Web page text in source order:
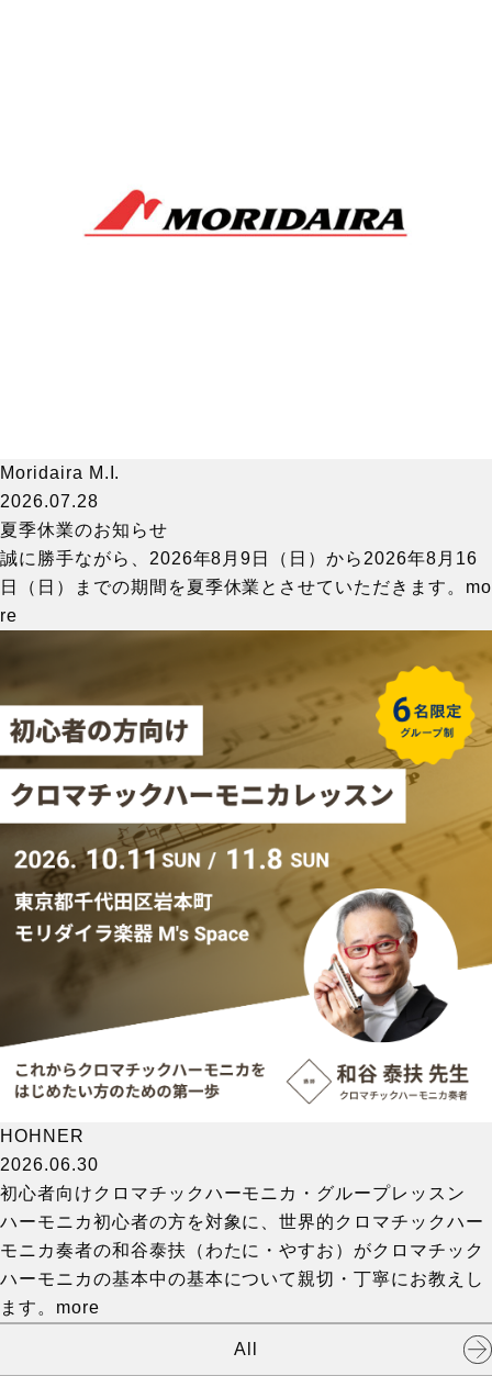
Moridaira M.I.
2026.07.28
夏季休業のお知らせ
誠に勝手ながら、2026年8月9日（日）から2026年8月16
日（日）までの期間を夏季休業とさせていただきます。 mo
re
HOHNER
2026.06.30
初心者向けクロマチックハーモニカ・グループレッスン
ハーモニカ初心者の方を対象に、世界的クロマチックハー
モニカ奏者の和谷泰扶（わたに・やすお）がクロマチック
ハーモニカの基本中の基本について親切・丁寧にお教えし
ます。 more
All